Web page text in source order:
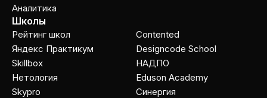
Аналитика
Школы
Рейтинг школ
Яндекс Практикум
Skillbox
Нетология
Skypro
Contented
Designcode School
НАДПО
Eduson Academy
Cинергия